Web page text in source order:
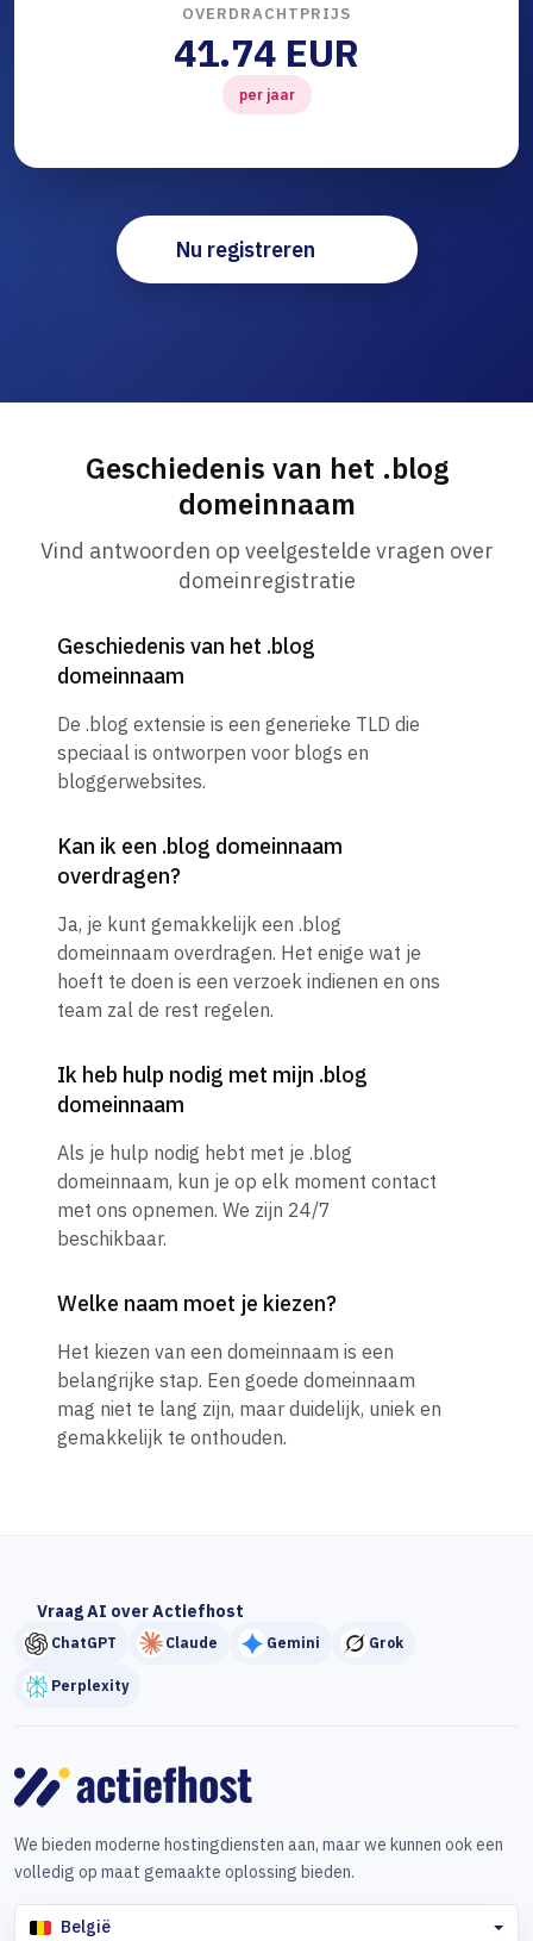
OVERDRACHTPRIJS
41.74 EUR
per jaar
Nu registreren
Geschiedenis van het .blog
domeinnaam
Vind antwoorden op veelgestelde vragen over
domeinregistratie
Geschiedenis van het .blog
domeinnaam
De .blog extensie is een generieke TLD die
speciaal is ontworpen voor blogs en
bloggerwebsites.
Kan ik een .blog domeinnaam
overdragen?
Ja, je kunt gemakkelijk een .blog
domeinnaam overdragen. Het enige wat je
hoeft te doen is een verzoek indienen en ons
team zal de rest regelen.
Ik heb hulp nodig met mijn .blog
domeinnaam
Als je hulp nodig hebt met je .blog
domeinnaam, kun je op elk moment contact
met ons opnemen. We zijn 24/7
beschikbaar.
Welke naam moet je kiezen?
Het kiezen van een domeinnaam is een
belangrijke stap. Een goede domeinnaam
mag niet te lang zijn, maar duidelijk, uniek en
gemakkelijk te onthouden.
Vraag AI over Actiefhost
ChatGPT Claude Gemini Grok
Perplexity
We bieden moderne hostingdiensten aan, maar we kunnen ook een
volledig op maat gemaakte oplossing bieden.
België